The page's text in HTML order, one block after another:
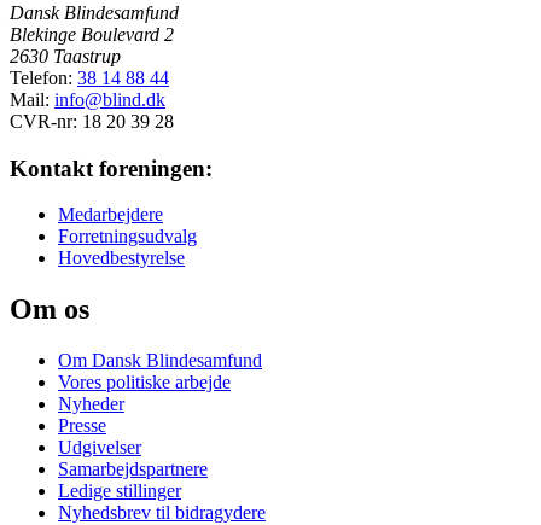
Dansk Blindesamfund
Blekinge Boulevard 2
2630 Taastrup
Telefon: 38 14 88 44
Mail: info@blind.dk
CVR-nr: 18 20 39 28
Kontakt foreningen:
Medarbejdere
Forretningsudvalg
Hovedbestyrelse
Om os
Om Dansk Blindesamfund
Vores politiske arbejde
Nyheder
Presse
Udgivelser
Samarbejdspartnere
Ledige stillinger
Nyhedsbrev til bidragydere